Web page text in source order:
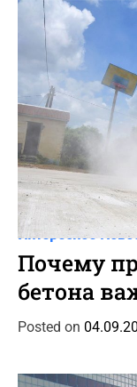
i
C
a
t
e
g
i
Интересное
Почему
бетона
угловое
Posted on